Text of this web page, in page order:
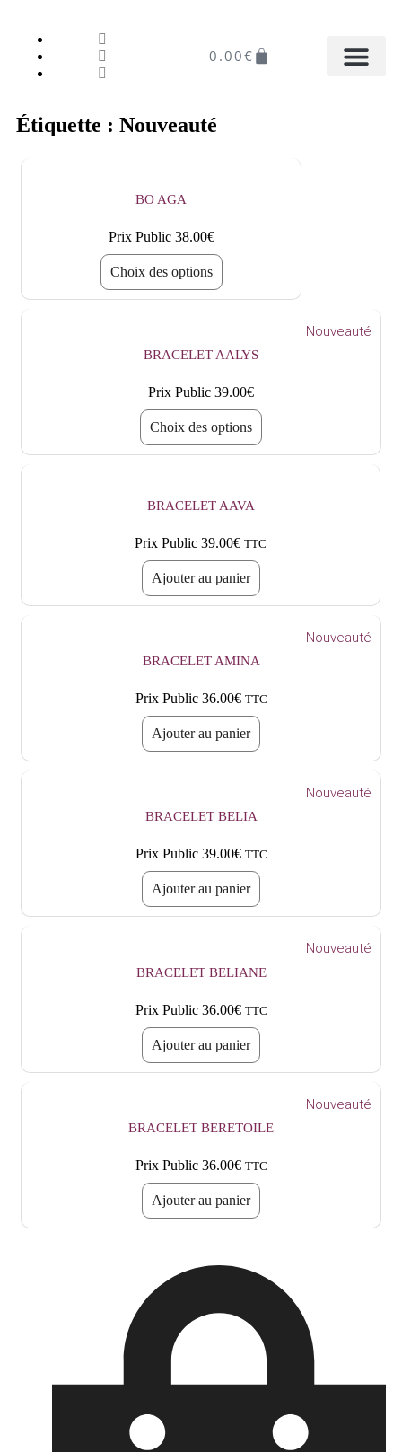
0.00€
Étiquette : Nouveauté
BO AGA
Prix Public 38.00€
Choix des options
Nouveauté
BRACELET AALYS
Prix Public 39.00€
Choix des options
BRACELET AAVA
Prix Public 39.00€ TTC
Ajouter au panier
Nouveauté
BRACELET AMINA
Prix Public 36.00€ TTC
Ajouter au panier
Nouveauté
BRACELET BELIA
Prix Public 39.00€ TTC
Ajouter au panier
Nouveauté
BRACELET BELIANE
Prix Public 36.00€ TTC
Ajouter au panier
Nouveauté
BRACELET BERETOILE
Prix Public 36.00€ TTC
Ajouter au panier